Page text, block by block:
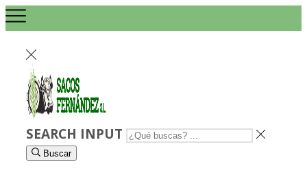
SEARCH INPUT
Buscar